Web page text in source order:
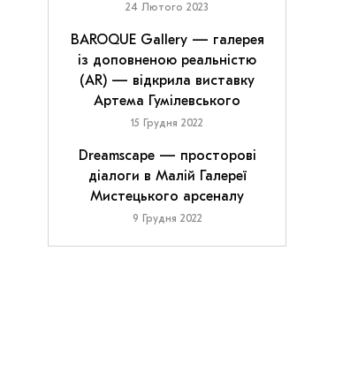
24 Лютого 2023
BAROQUE Gallery — галерея
із доповненою реальністю
(AR) — відкрила виставку
Артема Гумілевського
15 Грудня 2022
Dreamscape — просторові
діалоги в Малій Галереї
Мистецького арсеналу
9 Грудня 2022